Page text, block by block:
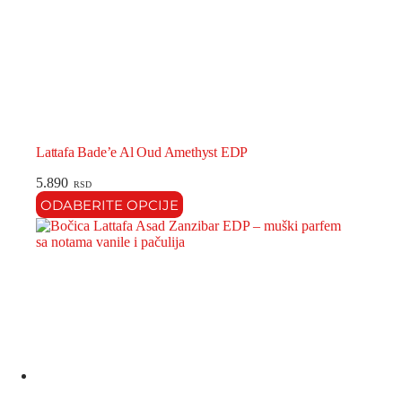
Lattafa Bade’e Al Oud Amethyst EDP
5.890 RSD
ODABERITE OPCIJE Ovaj
proizvod
ima
više